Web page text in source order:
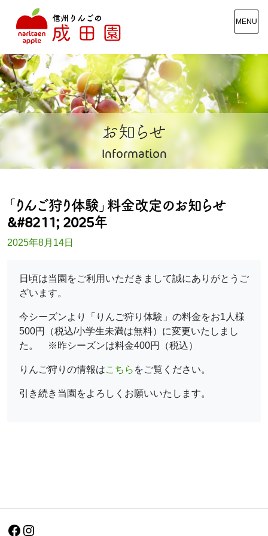
MENU
お知らせ
Information
「りんご狩り体験」料金改定のお知らせ
&#8211; 2025年
2025年8月14日
日頃は当園をご利用いただきまして誠にありがとうご
ざいます。
今シーズンより「りんご狩り体験」の料金をお1人様
500円（税込/小学生未満は無料）に変更いたしまし
た。 ※昨シーズンは料金400円（税込）
りんご狩りの情報はこちら をご覧ください。
引き続き当園をよろしくお願いいたします。
Facebook
Instagram